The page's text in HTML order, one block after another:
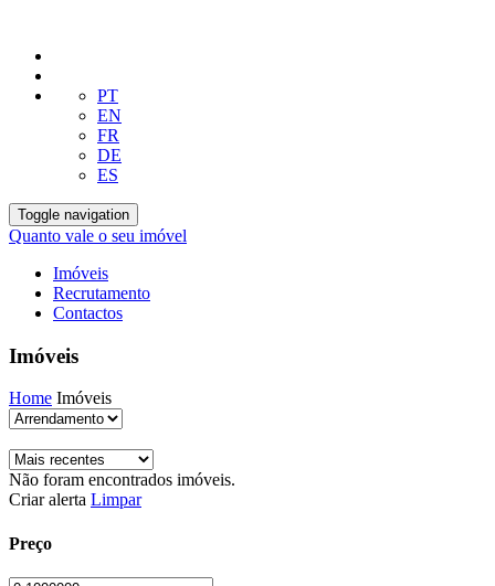
PT
EN
FR
DE
ES
Toggle navigation
Quanto vale o seu imóvel
Imóveis
Recrutamento
Contactos
Imóveis
Home Imóveis
Não foram encontrados imóveis.
Criar alerta Limpar
Preço